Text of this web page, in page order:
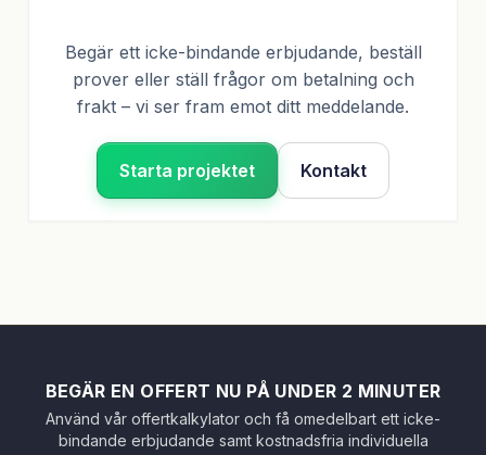
Begär ett icke-bindande erbjudande, beställ
prover eller ställ frågor om betalning och
frakt – vi ser fram emot ditt meddelande.
Starta projektet Kontakt
BEGÄR EN OFFERT NU PÅ UNDER 2 MINUTER
Använd vår offertkalkylator och få omedelbart ett icke-
bindande erbjudande samt kostnadsfria individuella